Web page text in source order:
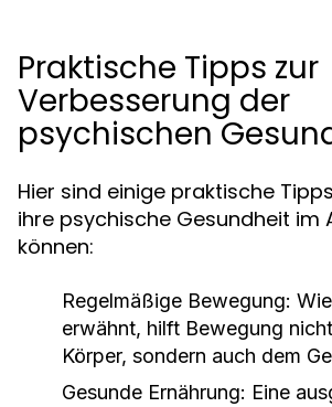
Praktische Tipps zur
Verbesserung der
psychischen
Hier sind einige praktische
ihre psychische Gesundheit im
können:
Regelmäßige Bewegung:
erwähnt, hilft Bewegung
Körper, sondern auch dem
Gesunde Ernährung: Eine